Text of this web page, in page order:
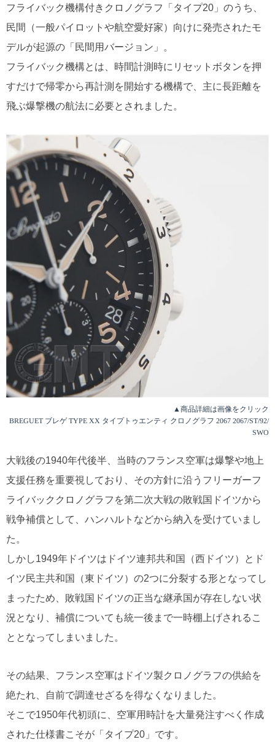
フライバック機構付きクロノグラフ「タイプ20」のうち、
民間（一般パイロットや航空愛好家）向けに発売されたモ
デルが起源の「民間用バージョン」。
フライバック機構とは、時間計測時にリセットボタンを押
すだけで帰零から再計測を開始する機構で、主に長距離を
飛ぶ爆撃機の航法に必要とされました。
▲商品詳細は画像をクリック
BREGUET ブレゲ TYPE XX タイプトゥエンティ クロノグラフ 2067 2067/ST/92/
SWO
大戦後の1940年代後半、当時のフランス空軍は爆撃や地上
支援任務を重要視しており、その方針に沿うフリーガーフ
ライバッククロノグラフを第二次大戦の敗戦国ドイツから
戦争補償として、ハンハルトなどから納入を受けていまし
た。
しかし1949年ドイツはドイツ連邦共和国（西ドイツ）とド
イツ民主共和国（東ドイツ）の2つに分裂する形となってし
まったため、敗戦国ドイツの正当な継承国が存在しない状
況となり、補償についても統一後まで一時棚上げされるこ
ととなってしまいました。
その結果、フランス空軍はドイツ製クロノグラフの供給を
絶たれ、自前で調達せざるを得なくなりました。
そこで1950年代初頭に、空軍用時計を大量発注すべく作成
された仕様書こそが「タイプ20」です。